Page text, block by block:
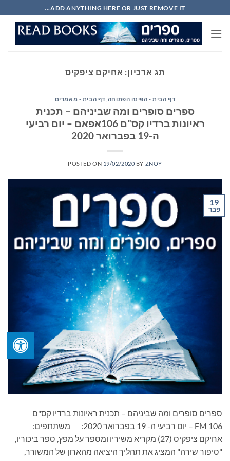
to
content
ADD ANYTHING HERE OR JUST REMOVE IT...
תג ארכיון: אחיקם ציפקיס
דף הבית - הפינה הפתוחה דף הבית - מאמרים
ספרים סופרים ומה שביניהם – תכנית
ראיונות ברדיו קס"ם 106אפאם – יום רביעי
ה-19 בפברואר 2020
POSTED ON 19/02/2020 BY ZNOY
19
פבר
ספרים סופרים ומה שביניהם – תכנית ראיונות ברדיו קס"ם
106 FM – יום רביעי ה- 19 בפברואר 2020: משתתפים:
אחיקם ציפקיס (27) מקריא משיריו ומספר על מפץ, ספר ביכוריו,
"סיפור שירה" המציג את תהליך היציאה מהארון של המשורר,